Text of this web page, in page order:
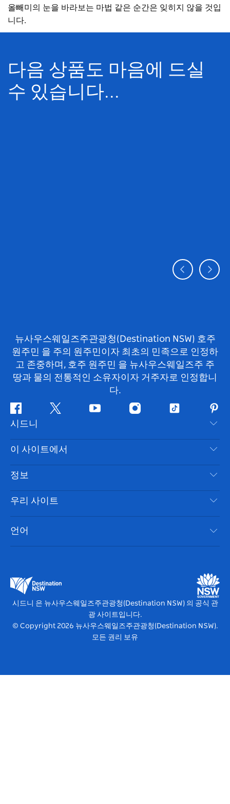
올빼미의 눈을 바라보는 마법 같은 순간은 잊히지 않을 것입
니다.
다음 상품도 마음에 드실
수 있습니다...
뉴사우스웨일즈주관광청(Destination NSW) 호주
원주민 을 주의 원주민이자 최초의 민족으로 인정하
고 존중하며, 호주 원주민 을 뉴사우스웨일즈주 주
땅과 물의 전통적인 소유자이자 거주자로 인정합니
다.
페
이
스
북
지
귀
다
유
브
인
타
램
틱
핀
터
레
스
트
시드니
문의하기
부인 성명
쿠키 고지
이 사이트에서
목적지
할 일
이벤트
숙소
정보
여행 정보
시드니 접근성
귀하의 사업을 등록하세요
우리 사이트
뉴사우스웨일즈주관광청(Destination NSW) 미디어 센터
비비드 시드니(Vivid Sydney)
언어
시드니 은 뉴사우스웨일즈주관광청(Destination NSW) 의 공식 관
광 사이트입니다.
© Copyright 2026 뉴사우스웨일즈주관광청(Destination NSW).
모든 권리 보유